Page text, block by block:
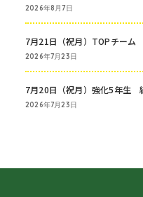
2026年8月7日
7月21日（祝月）TOPチーム
2026年7月23日
7月20日（祝月）強化5年
2026年7月23日